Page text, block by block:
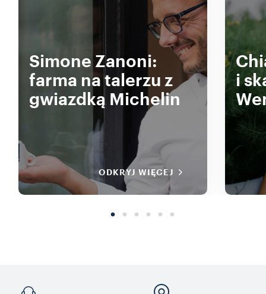
Simone Zanoni:
farma na talerzu z
gwiazdką Michelin
ODKRYJ WIĘCEJ
i